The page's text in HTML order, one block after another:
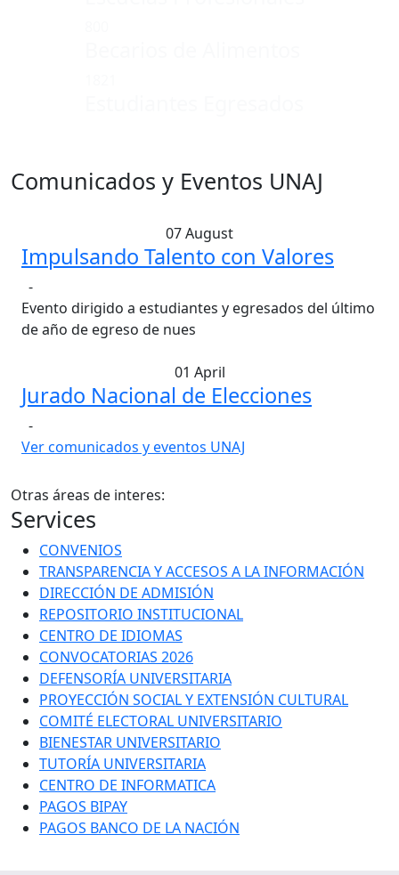
Comunicados y Eventos UNAJ
07August
Impulsando Talento con Valores
-
Evento dirigido a estudiantes y egresados del último
de año de egreso de nues
01 April
Jurado Nacional de Elecciones
-
Ver comunicados y eventos UNAJ
Otras áreas de interes:
Services
CONVENIOS
TRANSPARENCIA Y ACCESOS A LA INFORMACIÓN
DIRECCIÓN DE ADMISIÓN
REPOSITORIO INSTITUCIONAL
CENTRO DE IDIOMAS
CONVOCATORIAS 2026
DEFENSORÍA UNIVERSITARIA
PROYECCIÓN SOCIAL Y EXTENSIÓN CULTURAL
COMITÉ ELECTORAL UNIVERSITARIO
BIENESTAR UNIVERSITARIO
TUTORÍA UNIVERSITARIA
CENTRO DE INFORMATICA
PAGOS BIPAY
PAGOS BANCO DE LA NACIÓN